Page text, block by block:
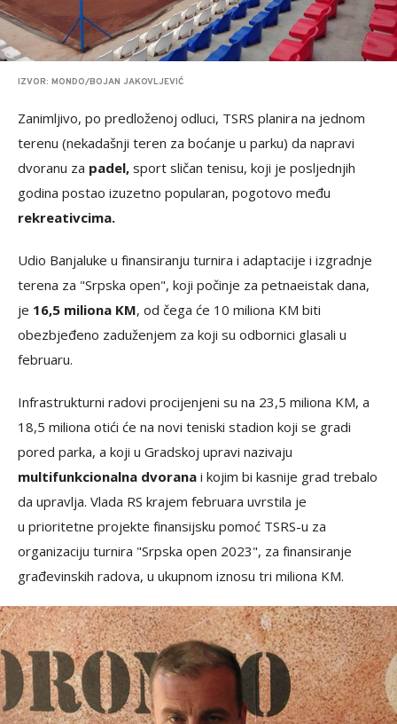
IZVOR: MONDO/BOJAN JAKOVLJEVIĆ
Zanimljivo, po predloženoj odluci, TSRS planira na jednom
terenu (nekadašnji teren za boćanje u parku) da napravi
dvoranu za padel, sport sličan tenisu, koji je posljednjih
godina postao izuzetno popularan, pogotovo među
rekreativcima.
Udio Banjaluke u finansiranju turnira i adaptacije i izgradnje
terena za "Srpska open", koji počinje za petnaeistak dana,
je 16,5 miliona KM, od čega će 10 miliona KM biti
obezbjeđeno zaduženjem za koji su odbornici glasali u
februaru.
Infrastrukturni radovi procijenjeni su na 23,5 miliona KM, a
18,5 miliona otići će na novi teniski stadion koji se gradi
pored parka, a koji u Gradskoj upravi nazivaju
multifunkcionalna dvorana i kojim bi kasnije grad trebalo
da upravlja. Vlada RS krajem februara uvrstila je
u prioritetne projekte finansijsku pomoć TSRS-u za
organizaciju turnira "Srpska open 2023", za finansiranje
građevinskih radova, u ukupnom iznosu tri miliona KM.